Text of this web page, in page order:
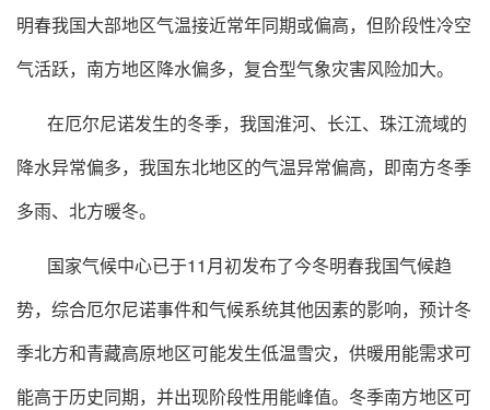
明春我国大部地区气温接近常年同期或偏高，但阶段性冷空
气活跃，南方地区降水偏多，复合型气象灾害风险加大。
在厄尔尼诺发生的冬季，我国淮河、长江、珠江流域的
降水异常偏多，我国东北地区的气温异常偏高，即南方冬季
多雨、北方暖冬。
国家气候中心已于11月初发布了今冬明春我国气候趋
势，综合厄尔尼诺事件和气候系统其他因素的影响，预计冬
季北方和青藏高原地区可能发生低温雪灾，供暖用能需求可
能高于历史同期，并出现阶段性用能峰值。冬季南方地区可